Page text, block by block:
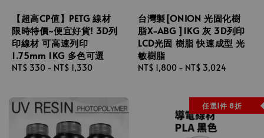
【超高CP值】PETG 線材
限時特價~便宜好貨! 3D列
印線材 可高速列印
1.75mm 1KG 多色可選
Regular
NT$ 330 - NT$ 1,330
台灣製[ONION 光固化樹
脂X-ABG ]1KG 灰 3D列印
LCD光固 樹脂 快速成型 光
敏樹脂
Regular
NT$ 1,800 - NT$ 3,024
任選1件 8折